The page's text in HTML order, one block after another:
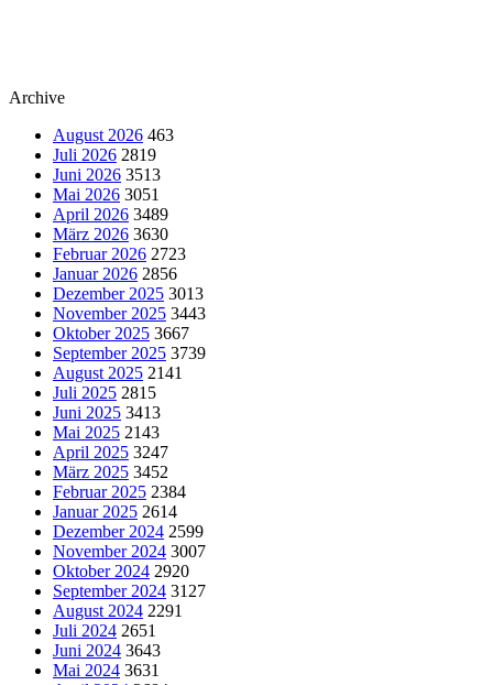
Archive
August 2026 463
Juli 2026 2819
Juni 2026 3513
Mai 2026 3051
April 2026 3489
März 2026 3630
Februar 2026 2723
Januar 2026 2856
Dezember 2025 3013
November 2025 3443
Oktober 2025 3667
September 2025 3739
August 2025 2141
Juli 2025 2815
Juni 2025 3413
Mai 2025 2143
April 2025 3247
März 2025 3452
Februar 2025 2384
Januar 2025 2614
Dezember 2024 2599
November 2024 3007
Oktober 2024 2920
September 2024 3127
August 2024 2291
Juli 2024 2651
Juni 2024 3643
Mai 2024 3631